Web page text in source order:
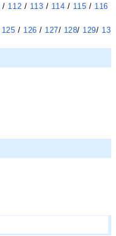
/ 112 / 113 / 114 / 115 / 116
125 / 126 / 127/ 128/ 129/ 13